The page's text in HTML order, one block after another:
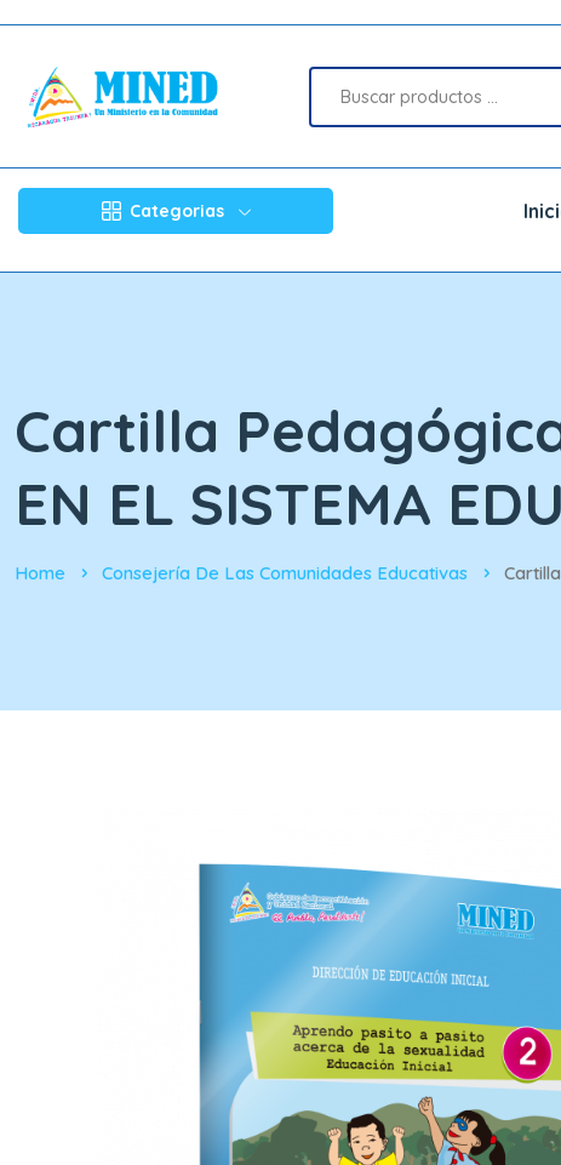
Categorias
Cartilla Pedagógica
EN EL SISTEMA
Home Consejería De Las Comunidades Educativas